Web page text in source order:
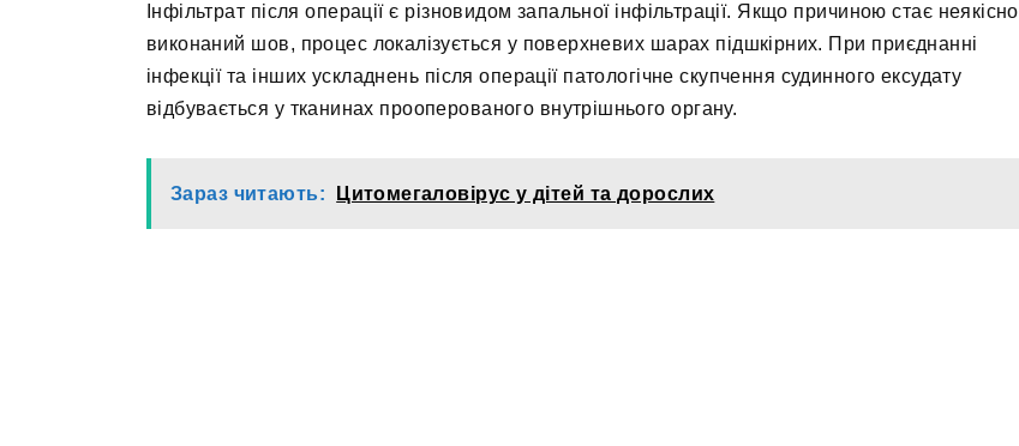
Інфільтрат після операції є різновидом запальної інфільтрації. Якщо причиною стає неякісно
виконаний шов, процес локалізується у поверхневих шарах підшкірних. При приєднанні
інфекції та інших ускладнень після операції патологічне скупчення судинного ексудату
відбувається у тканинах прооперованого внутрішнього органу.
Зараз читають: Цитомегаловірус у дітей та дорослих